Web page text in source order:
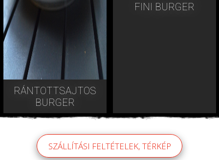
RÁNTOTTSAJTOS
BURGER
FINI BURGER
SZÁLLÍTÁSI FELTÉTELEK, TÉRKÉP